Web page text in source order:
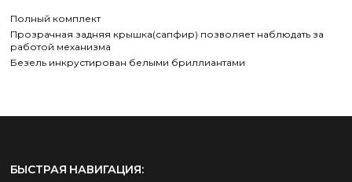
Полный комплект
Прозрачная задняя крышка(сапфир) позволяет наблюдать за
работой механизма
Безель инкрустирован белыми бриллиантами
БЫСТРАЯ НАВИГАЦИЯ: